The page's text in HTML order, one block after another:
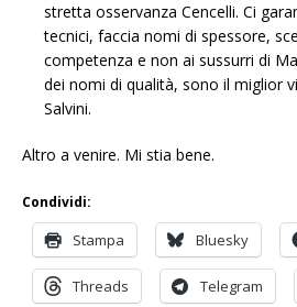
stretta osservanza Cencelli. Ci
tecnici, faccia nomi di spessore,
competenza e non ai sussurri di
dei nomi di qualità, sono il miglior
Salvini.
Altro a venire. Mi stia bene.
Condividi:
Stampa Bluesky
Threads Telegram